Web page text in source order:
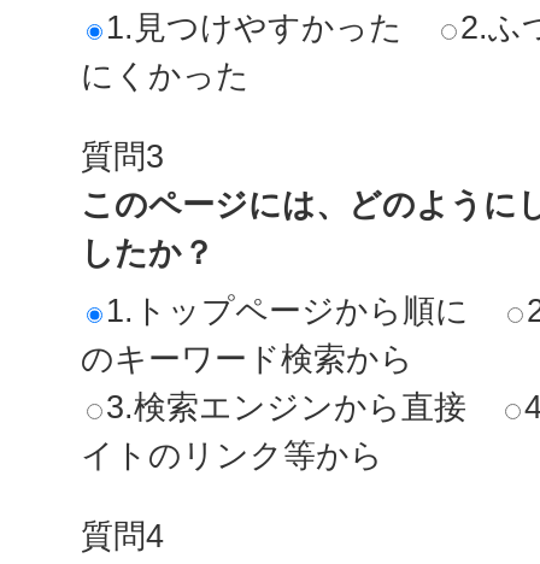
1.見つけやすかった
2.ふ
にくかった
質問3
このページには、どのように
したか？
1.トップページから順に
のキーワード検索から
3.検索エンジンから直接
イトのリンク等から
質問4